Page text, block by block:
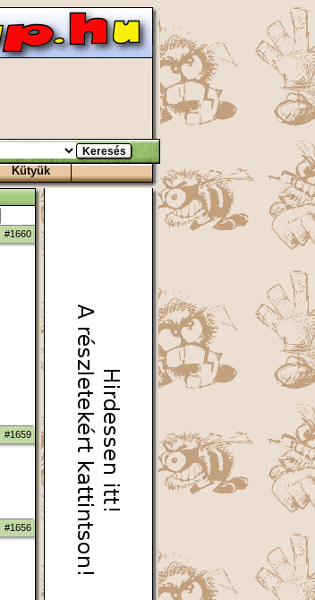
Kütyük
#1660
#1659
#1656